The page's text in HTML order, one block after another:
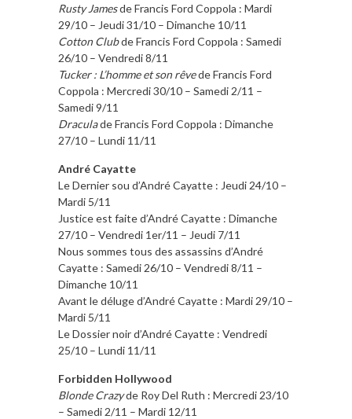
Rusty Jamesde Francis Ford Coppola : Mardi
29/10 – Jeudi 31/10 – Dimanche 10/11
Cotton Clubde Francis Ford Coppola : Samedi
26/10 – Vendredi 8/11
Tucker : L’homme et son rêvede Francis Ford
Coppola : Mercredi 30/10 – Samedi 2/11 –
Samedi 9/11
Draculade Francis Ford Coppola : Dimanche
27/10 – Lundi 11/11
André Cayatte
Le Dernier sou d’André Cayatte : Jeudi 24/10 –
Mardi 5/11
Justice est faite d’André Cayatte : Dimanche
27/10 – Vendredi 1er/11 – Jeudi 7/11
Nous sommes tous des assassins d’André
Cayatte : Samedi 26/10 – Vendredi 8/11 –
Dimanche 10/11
Avant le déluge d’André Cayatte : Mardi 29/10 –
Mardi 5/11
Le Dossier noir d’André Cayatte : Vendredi
25/10 – Lundi 11/11
Forbidden Hollywood
Blonde Crazyde Roy Del Ruth : Mercredi 23/10
– Samedi 2/11 – Mardi 12/11